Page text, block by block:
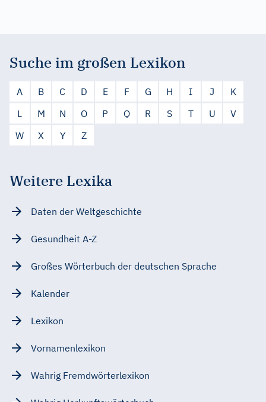
Suche im großen Lexikon
A B C D E F G H I J
K
L
M N O P Q R S T U
V
W
X Y Z
Weitere Lexika
Daten der Weltgeschichte
Gesundheit A-Z
Großes Wörterbuch der deutschen Sprache
Kalender
Lexikon
Vornamenlexikon
Wahrig Fremdwörterlexikon